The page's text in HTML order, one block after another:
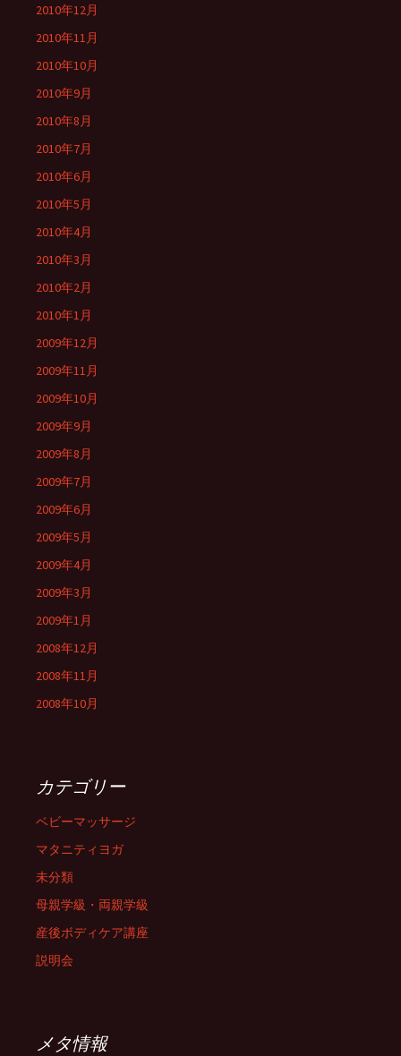
2010年12月
2010年11月
2010年10月
2010年9月
2010年8月
2010年7月
2010年6月
2010年5月
2010年4月
2010年3月
2010年2月
2010年1月
2009年12月
2009年11月
2009年10月
2009年9月
2009年8月
2009年7月
2009年6月
2009年5月
2009年4月
2009年3月
2009年1月
2008年12月
2008年11月
2008年10月
カテゴリー
ベビーマッサージ
マタニティヨガ
未分類
母親学級・両親学級
産後ボディケア講座
説明会
メタ情報